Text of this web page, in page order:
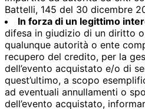
Battelli, 145 del 30 dicembre
In forza di un legittimo
difesa in giudizio di un diritto
qualunque autorità o ente
recupero del credito, per la
dell’evento acquistato e/o di
quest’ultimo, a scopo
ad eventuali annullamenti o
dell’evento acquistato,